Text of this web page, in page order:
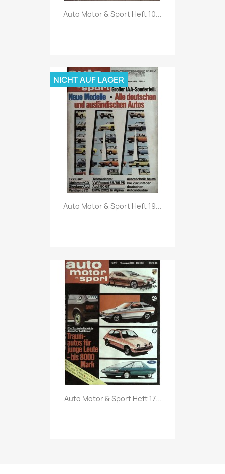
Vorschau
Auto Motor & Sport Heft 10...
Vorschau
Auto Motor & Sport Heft 19...
NICHT AUF LAGER
Vorschau
Auto Motor & Sport Heft 17...